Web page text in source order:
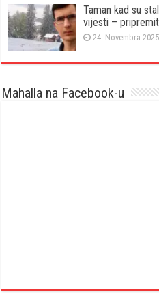
Taman kad su
vijesti –
24. Novembra 2025.
Mahalla na Facebook-u